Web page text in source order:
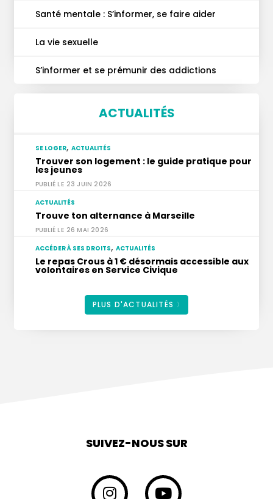
Santé mentale : S’informer, se faire aider
La vie sexuelle
S’informer et se prémunir des addictions
ACTUALITÉS
Trouver son logement : le guide pratique pour
les jeunes
23 JUIN 2026
SE LOGER, ACTUALITÉS
Trouve ton alternance à Marseille
26 MAI 2026
ACTUALITÉS
Le repas Crous à 1 € désormais accessible aux
volontaires en Service Civique
ACCÉDER À SES DROITS, ACTUALITÉS
PLUS D'ACTUALITÉS
SUIVEZ-NOUS SUR